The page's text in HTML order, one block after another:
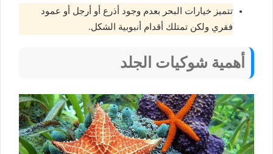
تتميز خيارات البحر بعدم وجود أذرع أو أرجل أو عمود
فقري ولكن تمتلك أقدام أنبوبية الشكل.
أهمية شوكيات الجلد